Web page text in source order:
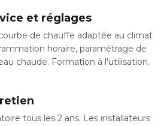
et réglages
de chauffe adaptée au climat
horaire, paramétrage de
chaude. Formation à l'utilisation.
tous les 2 ans. Les installateurs